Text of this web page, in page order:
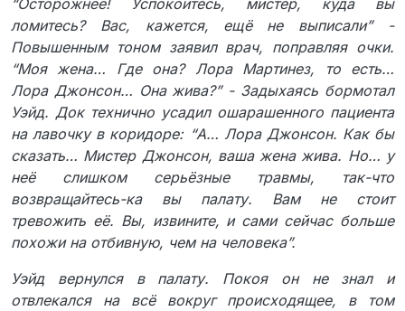
“Осторожнее! Успокойтесь, мистер, куда вы
ломитесь? Вас, кажется, ещё не выписали” -
Повышенным тоном заявил врач, поправляя очки.
“Моя жена… Где она? Лора Мартинез, то есть…
Лора Джонсон… Она жива?” - Задыхаясь бормотал
Уэйд. Док технично усадил ошарашенного пациента
на лавочку в коридоре: “А… Лора Джонсон. Как бы
сказать… Мистер Джонсон, ваша жена жива. Но… у
неё слишком серьёзные травмы, так-что
возвращайтесь-ка вы палату. Вам не стоит
тревожить её. Вы, извините, и сами сейчас больше
похожи на отбивную, чем на человека”.
Уэйд вернулся в палату. Покоя он не знал и
отвлекался на всё вокруг происходящее, в том